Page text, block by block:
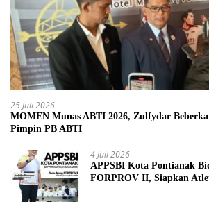
25 Juli 2026
MOMEN Munas ABTI 2026, Zulfydar
Pimpin PB ABTI
4 Juli 2026
APPSBI Kota Pontianak
FORPROV II, Siapkan